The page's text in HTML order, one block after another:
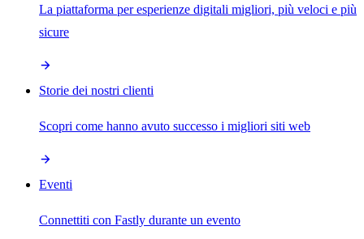
La piattaforma per esperienze digitali migliori, più veloci e più
sicure
Storie dei nostri clienti
Scopri come hanno avuto successo i migliori siti web
Eventi
Connettiti con Fastly durante un evento